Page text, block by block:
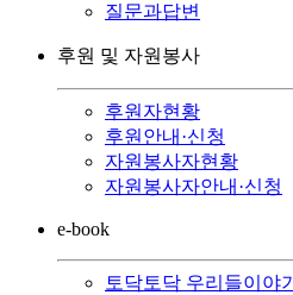
질문과답변
후원 및 자원봉사
후원자현황
후원안내·신청
자원봉사자현황
자원봉사자안내·신청
e-book
토닥토닥 우리들이야기